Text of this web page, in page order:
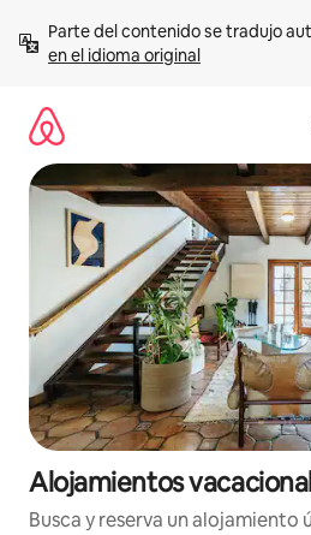
contenido
Parte del contenido se tradujo
en el idioma original
Alojamientos
Busca y reserva un alojamiento